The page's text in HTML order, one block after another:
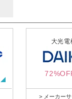
大光電
> メーカー